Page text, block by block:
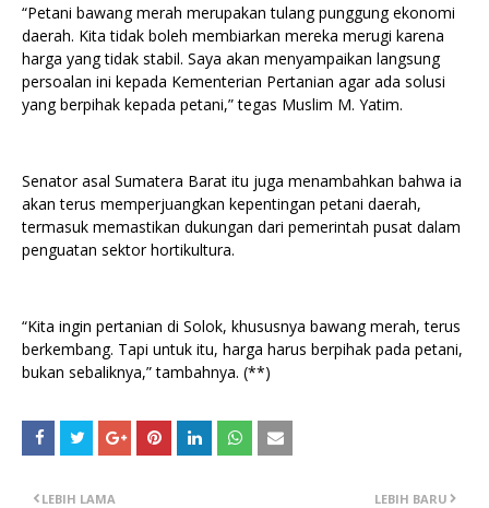
“Petani bawang merah merupakan tulang punggung ekonomi
daerah. Kita tidak boleh membiarkan mereka merugi karena
harga yang tidak stabil. Saya akan menyampaikan langsung
persoalan ini kepada Kementerian Pertanian agar ada solusi
yang berpihak kepada petani,” tegas Muslim M. Yatim.
Senator asal Sumatera Barat itu juga menambahkan bahwa ia
akan terus memperjuangkan kepentingan petani daerah,
termasuk memastikan dukungan dari pemerintah pusat dalam
penguatan sektor hortikultura.
“Kita ingin pertanian di Solok, khususnya bawang merah, terus
berkembang. Tapi untuk itu, harga harus berpihak pada petani,
bukan sebaliknya,” tambahnya. (**)
LEBIH BARU
LEBIH LAMA